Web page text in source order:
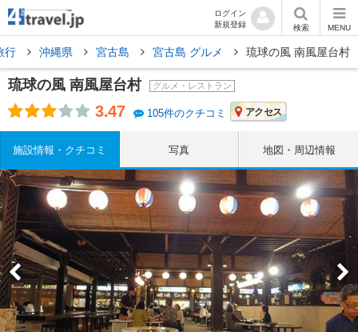
ログイン
新規登録
検索 MENU
行 沖縄県 宮古島 宮古島 グルメ 琉球の風 南風屋台村
琉球の風 南風屋台村 グルメ・レストラン
3.47 105件のクチコミ アクセス
施設情報・クチコミ 写真 地図・周辺情報